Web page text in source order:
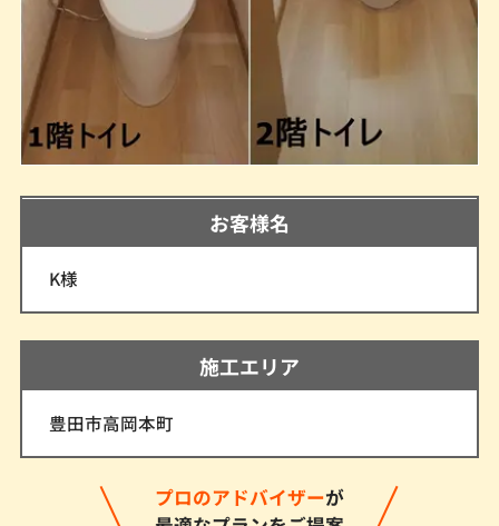
お客様名
K様
施工エリア
豊田市高岡本町
プロのアドバイザーが